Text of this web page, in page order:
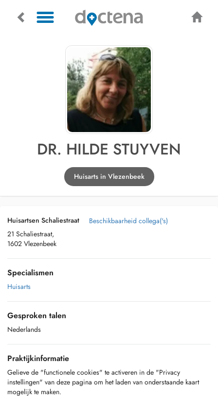
DR. HILDE STUYVEN
Huisarts in Vlezenbeek
Huisartsen Schaliestraat
21 Schaliestraat,
1602 Vlezenbeek
Beschikbaarheid collega('s)
Specialismen
Huisarts
Gesproken talen
Nederlands
Praktijkinformatie
Gelieve de "functionele cookies" te activeren in de "Privacy
instellingen" van deze pagina om het laden van onderstaande kaart
mogelijk te maken.